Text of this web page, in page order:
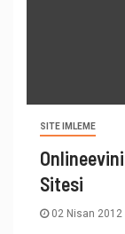
SITE IMLEME
Sitesi
02 Nisan 2012